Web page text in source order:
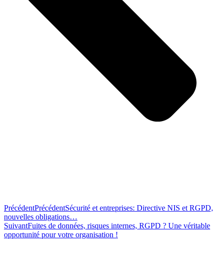
PrécédentPrécédentSécurité et entreprises: Directive NIS et RGPD,
nouvelles obligations…
SuivantFuites de données, risques internes, RGPD ? Une véritable
opportunité pour votre organisation !